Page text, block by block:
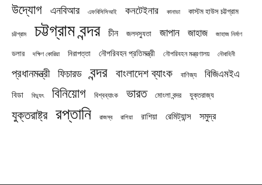
উদ্যোগ এনবিআর এফবিসিসিআই কনটেইনার কানাডা কাস্টম হাউস চট্টগ্রাম
চট্টগ্রাম চট্টগ্রাম বন্দর চীন জলদস্যুতা জাপান জাহাজ জাহাজ নির্মাণ
ডলার দক্ষিণ কোরিয়া নিরাপত্তা নৌপরিবহন প্রতিমন্ত্রী নৌপরিবহন মন্ত্রণালয় নৌবাহিনী
প্রধানমন্ত্রী ফিচারড বন্দর বাংলাদেশ ব্যাংক বাণিজ্য বিজিএমইএ
বিডা বিদ্যুৎ বিনিয়োগ বিশ্বব্যাংক ভারত মোংলা বন্দর যুক্তরাজ্য
যুক্তরাষ্ট্র রপ্তানি রাজস্ব রাশিয়া রাশিয়া রেমিট্যান্স সমুদ্র